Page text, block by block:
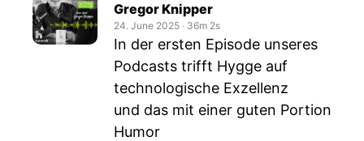
Gregor Knipper
24. June 2025 ‧ 36m 2s
In der ersten Episode unseres
Podcasts trifft Hygge auf
technologische Exzellenz
und das mit einer guten Portion
Humor